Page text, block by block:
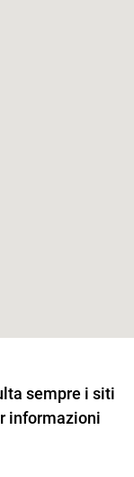
sempre i siti
informazioni